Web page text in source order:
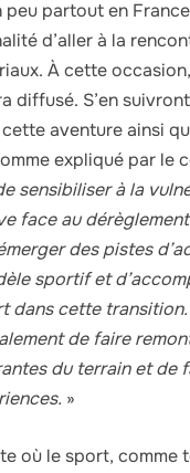
partout en
d’aller à la
À cette
diffusé. S’en
aventure ainsi
expliqué par le
sensibiliser à la
face au
des pistes
sportif et
dans cette transition.
de faire
du terrain et de
»
où le sport, comme